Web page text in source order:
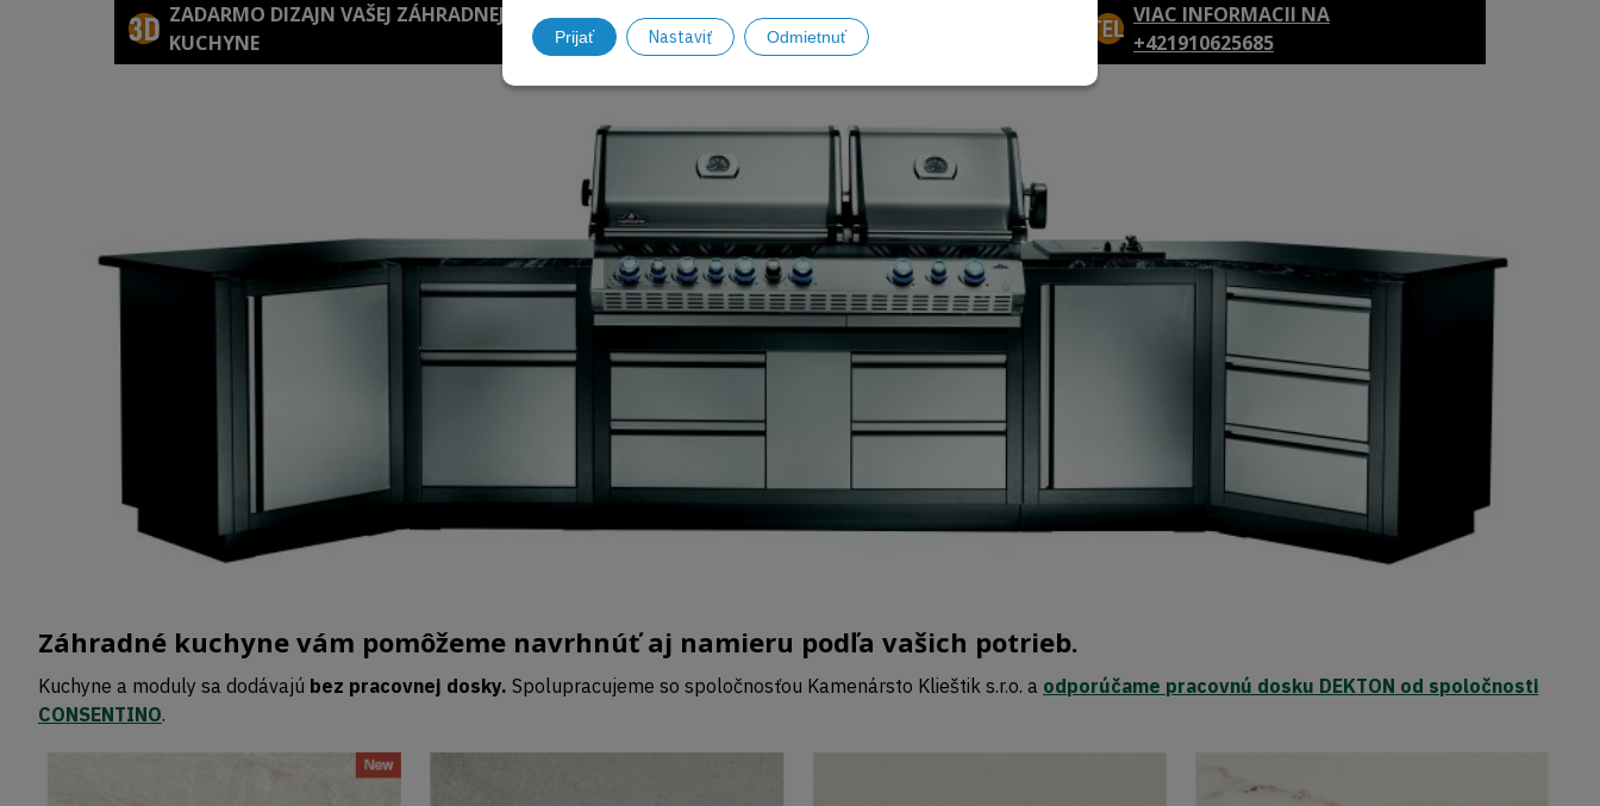
Prijať Nastaviť Odmietnuť
ZADARMO DIZAJN VAŠEJ ZÁHRADNEJ
KUCHYNE
ZABEZPEČUJEME PROFESIONÁLNU
MONTÁŽ
VIAC INFORMACII NA
+421910625685
Záhradné kuchyne vám pomôžeme navrhnúť aj namieru podľa vašich potrieb.
Kuchyne a moduly sa dodávajú bez pracovnej dosky. Spolupracujeme so spoločnosťou Kamenársto Klieštik s.r.o. a odporúčame pracovnú dosku DEKTON od spoločnosti
CONSENTINO.